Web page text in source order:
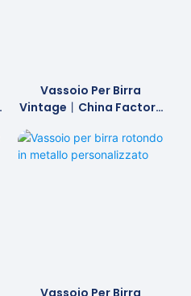
Vassoio Per Birra
Vintage丨China Factory